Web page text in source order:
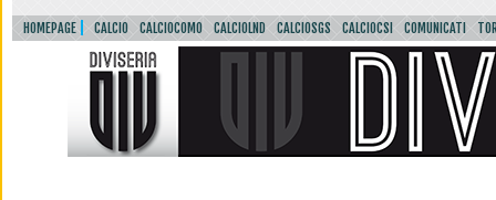
HOMEPAGE CALCIO CALCIOCOMO CALCIOLND CALCIOSGS CALCIOCSI COMUNICATI